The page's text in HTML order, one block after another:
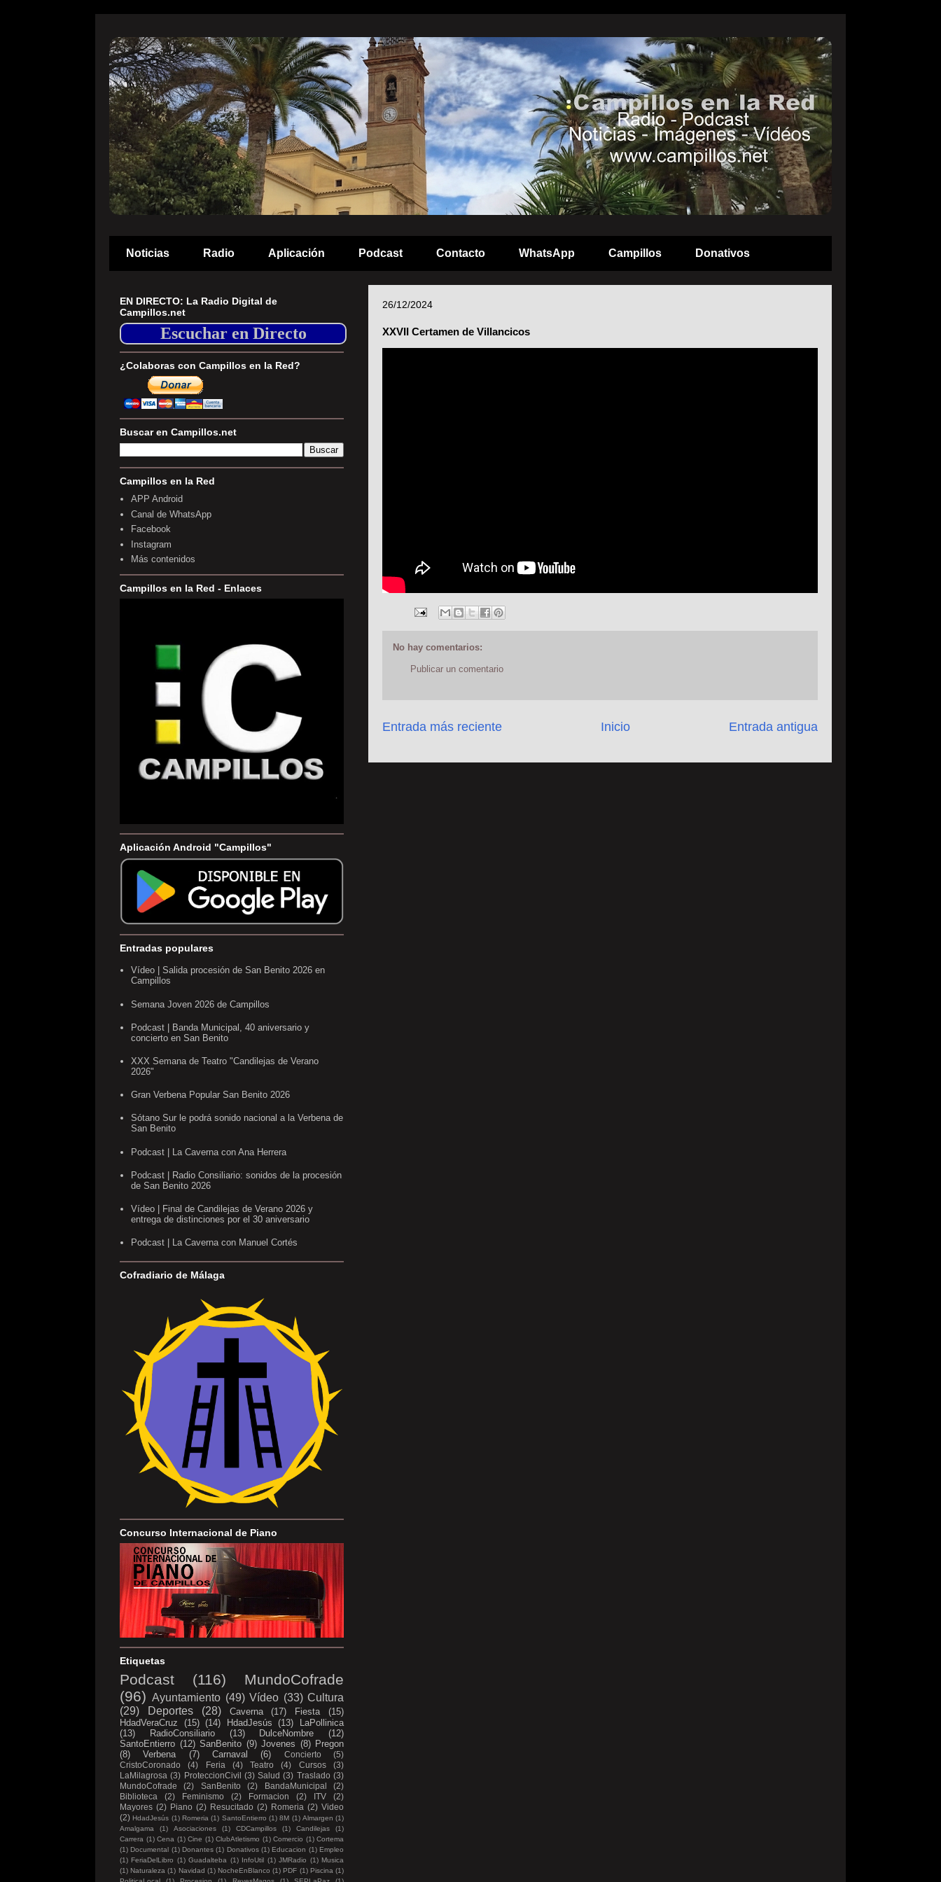
Noticias Radio Aplicación Podcast Contacto WhatsApp Campillos Donativos
26/12/2024
XXVII Certamen de Villancicos
No hay comentarios:
Publicar un comentario
Entrada más reciente Entrada antigua
Inicio
EN DIRECTO: La Radio Digital de
Campillos.net
Escuchar en Directo
¿Colaboras con Campillos en la Red?
Buscar en Campillos.net
Campillos en la Red
APP Android
Canal de WhatsApp
Facebook
Instagram
Más contenidos
Campillos en la Red - Enlaces
Aplicación Android "Campillos"
Entradas populares
Vídeo | Salida procesión de San Benito 2026 en
Campillos
Semana Joven 2026 de Campillos
Podcast | Banda Municipal, 40 aniversario y
concierto en San Benito
XXX Semana de Teatro "Candilejas de Verano
2026"
Gran Verbena Popular San Benito 2026
Sótano Sur le podrá sonido nacional a la Verbena de
San Benito
Podcast | La Caverna con Ana Herrera
Podcast | Radio Consiliario: sonidos de la procesión
de San Benito 2026
Vídeo | Final de Candilejas de Verano 2026 y
entrega de distinciones por el 30 aniversario
Podcast | La Caverna con Manuel Cortés
Cofradiario de Málaga
Concurso Internacional de Piano
Etiquetas
Podcast (116)
MundoCofrade
(96) Ayuntamiento (49) Vídeo (33) Cultura
(29)
Deportes (28) Caverna (17) Fiesta
(15)
HdadVeraCruz
(15) (14) HdadJesús (13)
LaPollinica
(13)
RadioConsiliario (13) DulceNombre
(12)
SantoEntierro (12) SanBenito (9) Jovenes (8) Pregon
(8)
Verbena (7) Carnaval (6) Concierto
(5)
CristoCoronado
(4) Feria (4) Teatro (4) Cursos
(3)
LaMilagrosa (3) ProteccionCivil (3) Salud (3) Traslado (3)
MundoCofrade
(2) SanBenito (2) BandaMunicipal
(2)
Biblioteca
(2) Feminismo (2) Formacion (2) ITV
(2)
Mayores (2) Piano (2) Resucitado (2) Romeria (2) Video
(2) HdadJesús (1) Romeria (1) SantoEntierro (1) 8M (1) Almargen (1)
Amalgama
(1) Asociaciones (1) CDCampillos (1) Candilejas
(1)
Carrera (1) Cena (1) Cine (1) ClubAtletismo (1) Comercio (1) Cortema
(1) Documental (1) Donantes (1) Donativos (1) Educacion (1) Empleo
(1) FeriaDelLibro (1) Guadalteba (1) InfoUtil (1) JMRadio (1) Musica
(1) Naturaleza (1) Navidad (1) NocheEnBlanco (1) PDF (1) Piscina (1)